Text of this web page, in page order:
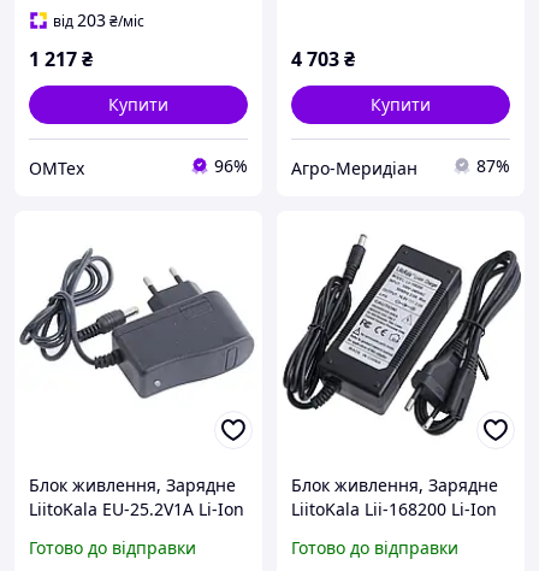
від203₴/міс
1 217₴
Купити
OMTex 96%
4 703₴
Купити
Агро-Меридіан 87%
Блок живлення, Зарядне
LiitoKala EU-25.2V1A Li-Ion
Роз'єм: 5,5x2,1
Готово до відправки
Блок живлення, Зарядне
LiitoKala Lii-168200 Li-Ion
Роз'єм: 5,5x2,1
Готово до відправки